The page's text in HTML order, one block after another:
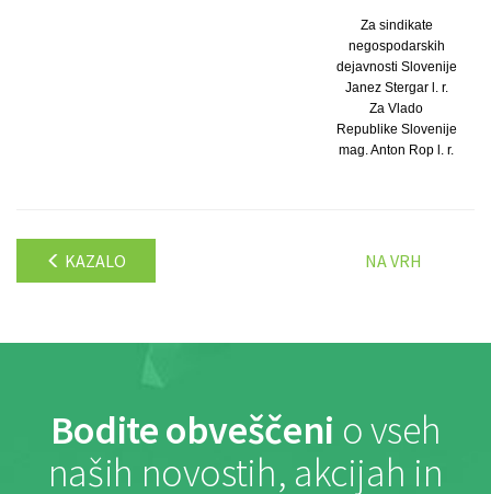
Za sindikate
negospodarskih
dejavnosti Slovenije
Janez Stergar l. r.
Za Vlado
Republike Slovenije
mag. Anton Rop l. r.
KAZALO NA VRH
Bodite obveščeni o vseh
naših novostih, akcijah in